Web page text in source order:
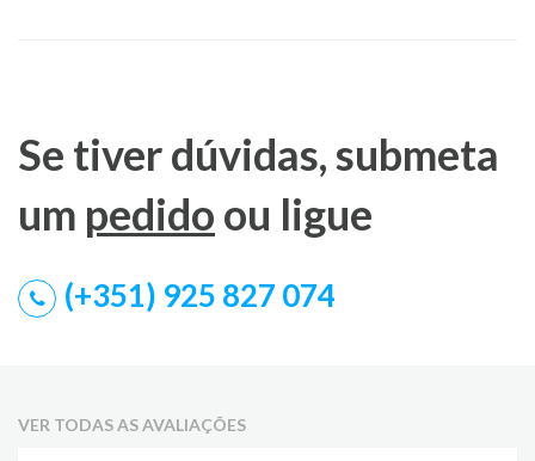
Se tiver dúvidas, submeta
um pedido ou ligue
(+351) 925 827 074
VER TODAS AS AVALIAÇÕES